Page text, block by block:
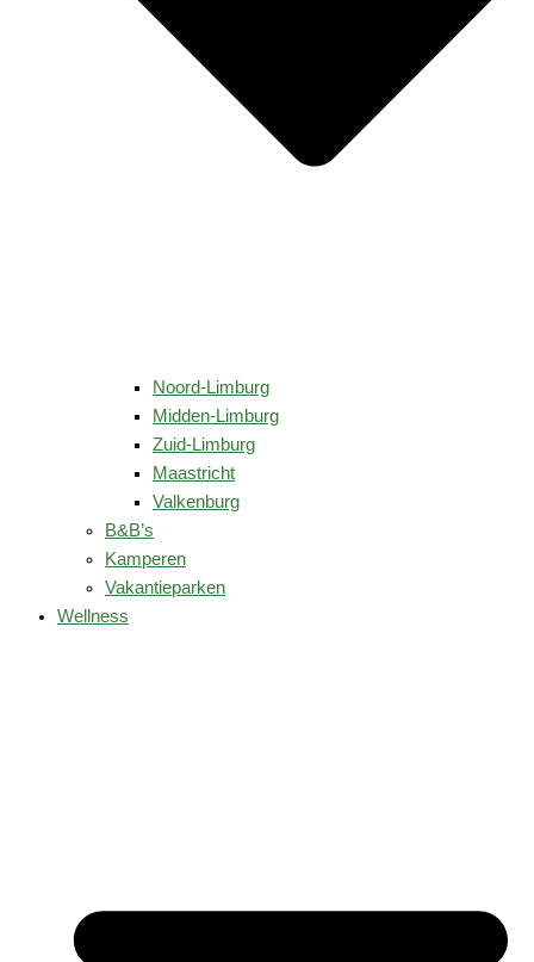
Noord-Limburg
Midden-Limburg
Zuid-Limburg
Maastricht
Valkenburg
B&B’s
Kamperen
Vakantieparken
Wellness